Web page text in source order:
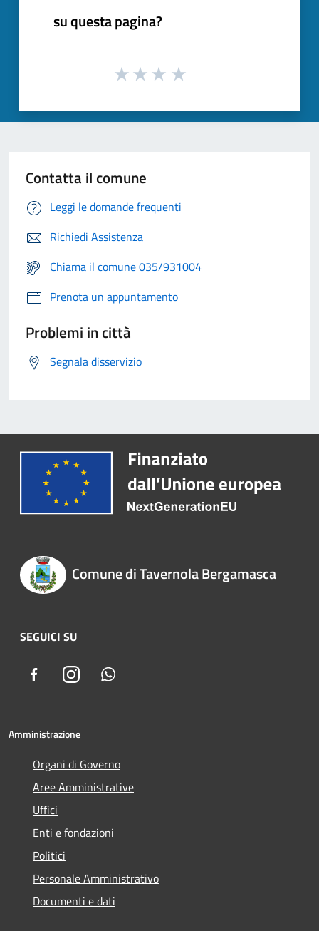
su questa pagina?
Contatta il comune
Leggi le domande frequenti
Richiedi Assistenza
Chiama il comune 035/931004
Prenota un appuntamento
Problemi in città
Segnala disservizio
Comune di Tavernola Bergamasca
SEGUICI SU
FacebookInstagram
Amministrazione
Organi di Governo
Aree Amministrative
Uffici
Enti e fondazioni
Politici
Personale Amministrativo
Documenti e dati